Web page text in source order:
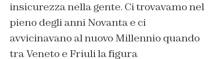
insicurezza nella gente. Ci trovavamo nel
pieno degli anni Novanta e ci
avvicinavano al nuovo Millennio quando
tra Veneto e Friuli la figura